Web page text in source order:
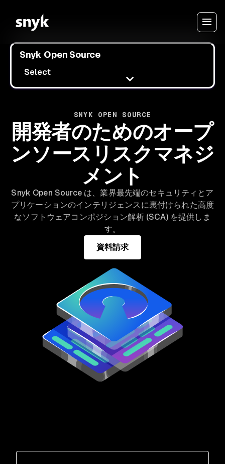
Snyk Open Source
Select
SNYK OPEN SOURCE
開発者のためのオープ
ンソースリスクマネジ
メント
Snyk Open Source は、業界最先端のセキュリティとア
プリケーションのインテリジェンスに裏付けられた高度
なソフトウェアコンポジション解析 (SCA) を提供しま
す。
資料請求